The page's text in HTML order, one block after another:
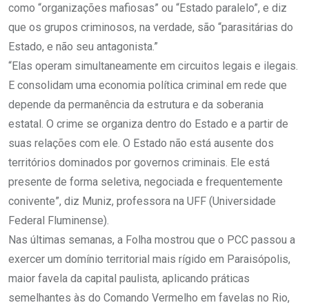
como “organizações mafiosas” ou “Estado paralelo”, e diz
que os grupos criminosos, na verdade, são “parasitárias do
Estado, e não seu antagonista.”
“Elas operam simultaneamente em circuitos legais e ilegais.
E consolidam uma economia política criminal em rede que
depende da permanência da estrutura e da soberania
estatal. O crime se organiza dentro do Estado e a partir de
suas relações com ele. O Estado não está ausente dos
territórios dominados por governos criminais. Ele está
presente de forma seletiva, negociada e frequentemente
conivente”, diz Muniz, professora na UFF (Universidade
Federal Fluminense).
Nas últimas semanas, a Folha mostrou que o PCC passou a
exercer um domínio territorial mais rígido em Paraisópolis,
maior favela da capital paulista, aplicando práticas
semelhantes às do Comando Vermelho em favelas no Rio,